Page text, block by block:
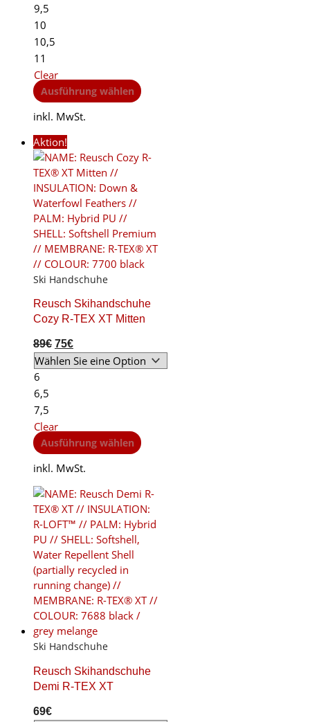
9,5
10
10,5
11
Clear
Ausführung wählen This
variants.
The
on
the
product
inkl. MwSt.
Aktion!
Ski Handschuhe
Reusch Skihandschuhe
Cozy R-TEX XT Mitten
89€ Original
price
was:
75€Current
price
is:
6
6,5
7,5
Clear
Ausführung wählen This
multiple
variants.
The
on
inkl. MwSt.
Ski Handschuhe
Reusch Skihandschuhe
Demi R-TEX XT
69€